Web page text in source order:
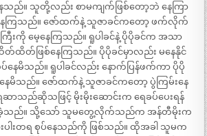
ေသည်။ သူတို့လည်း စာမကျက်ဖြစ်တော့ဘဲ နေကြာ
ာနေကြသည်။ ဇော်ထက်နဲ့ သူဇာခင်ကတော့ ဖက်လိုက်
ြီးကို မေ့နေကြသည်။ ရူပါခင်နဲ့ ပိုပိုခင်က အသာ
ထိတ်ထိတ်ဖြစ်နေကြသည်။ ပိုပိုခင်မှာလည်း မနေနိုင်
ေမိသည်။ ရူပါခင်လည်း နောက်ပြန်ဖက်ကာ ပိုပို
မိသည်။ ဇော်ထက်နဲ့ သူဇာခင်ကတော့ ပွဲကြမ်းနေ
သည်ဆိုသဖြင့် မိုးမိုးဆောင်းက ရေခပ်ပေးရန်
ခဲ့သည်။ သို့သော် သူမတွေ့လိုက်သည်က အန်တီမိုးက
ပါးတရ စုပ်နေသည်ကို ဖြစ်သည်။ ထိုအခါ သူမက